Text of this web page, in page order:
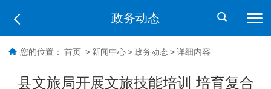
政务动态
您的位置： 首页 > 新闻中心 > 政务动态 > 详细内容
县文旅局开展文旅技能培训 培育复合